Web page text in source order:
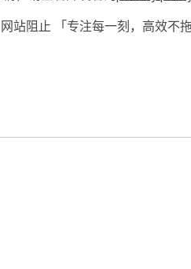
站阻止 「专注每一刻，高效不